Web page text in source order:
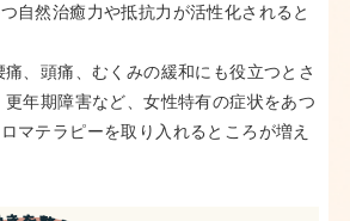
自然治癒力や抵抗力が活性化されると
、頭痛、むくみの緩和にも役立つとさ
年期障害など、女性特有の症状をあつ
マテラピーを取り入れるところが増え